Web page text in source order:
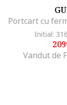
Initial: 316
209
Vandut de